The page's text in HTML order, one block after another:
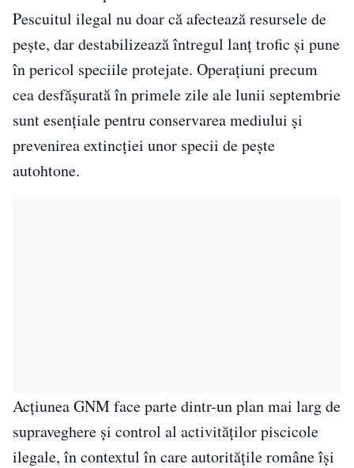
Pescuitul ilegal nu doar că afectează resursele de
pește, dar destabilizează întregul lanț trofic și pune
în pericol speciile protejate. Operațiuni precum
cea desfășurată în primele zile ale lunii septembrie
sunt esențiale pentru conservarea mediului și
prevenirea extincției unor specii de pește
autohtone.
Acțiunea GNM face parte dintr-un plan mai larg de
supraveghere și control al activităților piscicole
ilegale, în contextul în care autoritățile române își